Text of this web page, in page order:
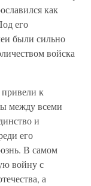
как
его
были сильно
войска
привели к
между всеми
и
его
В самом
войну с
а